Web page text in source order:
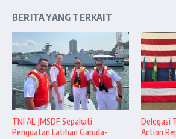
BERITA YANG TERKAIT
TNI AL-JMSDF Sepakati
Penguatan Latihan Garuda-
Delegasi
Action